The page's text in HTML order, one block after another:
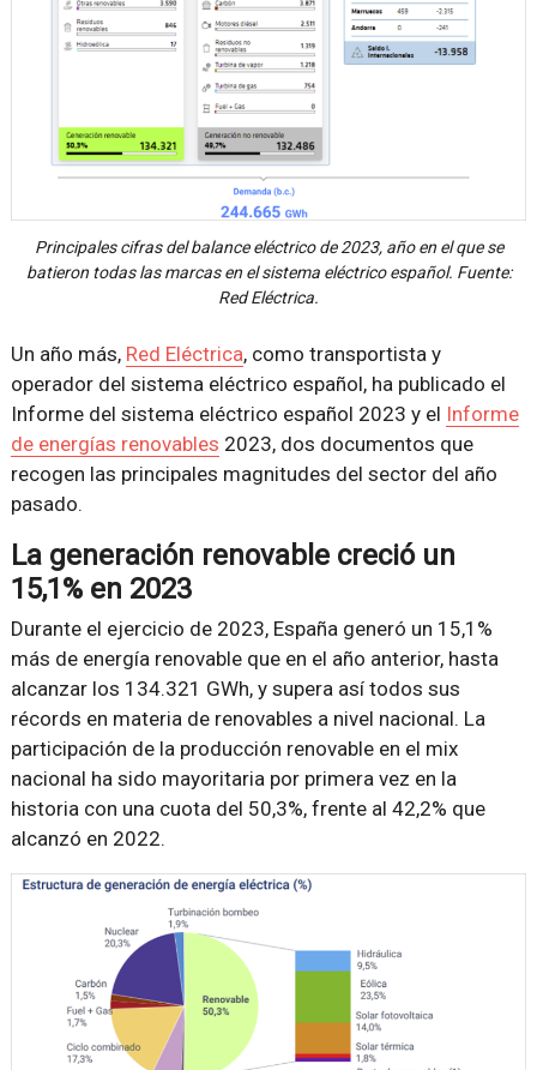
Principales cifras del balance eléctrico de 2023, año en el que se
batieron todas las marcas en el sistema eléctrico español. Fuente:
Red Eléctrica.
Un año más, Red Eléctrica, como transportista y
operador del sistema eléctrico español, ha publicado el
Informe del sistema eléctrico español 2023 y el Informe
de energías renovables 2023, dos documentos que
recogen las principales magnitudes del sector del año
pasado.
La generación renovable creció un
15,1% en 2023
Durante el ejercicio de 2023, España generó un 15,1%
más de energía renovable que en el año anterior, hasta
alcanzar los 134.321 GWh, y supera así todos sus
récords en materia de renovables a nivel nacional. La
participación de la producción renovable en el mix
nacional ha sido mayoritaria por primera vez en la
historia con una cuota del 50,3%, frente al 42,2% que
alcanzó en 2022.